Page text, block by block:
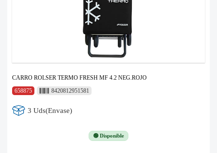
CARRO ROLSER TERMO FRESH MF 4.2 NEG.ROJO
658875
8420812951581
3 Uds(Envase)
🟢 Disponible